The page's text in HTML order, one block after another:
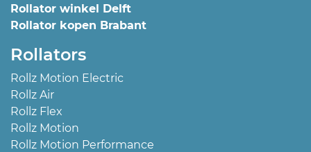
Rollator winkel Delft
Rollator kopen Brabant
Rollators
Rollz Motion Electric
Rollz Air
Rollz Flex
Rollz Motion
Rollz Motion Performance